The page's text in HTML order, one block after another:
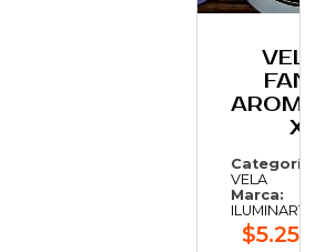
X1
Categoría:
VELA
Marca:
ILUMINARTE